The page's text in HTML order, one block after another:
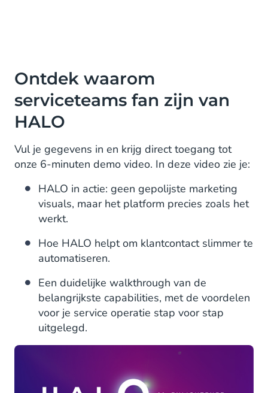
Ontdek waarom
serviceteams fan zijn van
HALO
Vul je gegevens in en krijg direct toegang tot
onze 6-minuten demo video. In deze video zie je:
HALO in actie: geen gepolijste marketing
visuals, maar het platform precies zoals het
werkt.
Hoe HALO helpt om klantcontact slimmer te
automatiseren.
Een duidelijke walkthrough van de
belangrijkste capabilities, met de voordelen
voor je service operatie stap voor stap
uitgelegd.